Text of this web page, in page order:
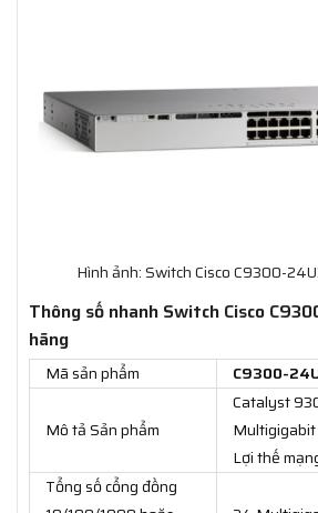
Hình ảnh: Switch Cisco C9300-
Thông số nhanh Switch Cisco
hãng
Mã sản phẩm C9300-
Mô tả Sản phẩm
Catalyst
Lợi thế
Tổng số cổng đồng